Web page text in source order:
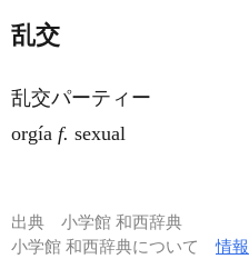
乱交
乱交パーティー
orgía f. sexual
出典 小学館 和西辞典
小学館 和西辞典について情報